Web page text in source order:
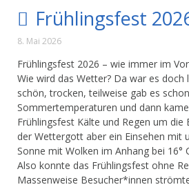
Frühlingsfest
8. Mai 2026
Frühlingsfest 2026 – wie immer im
Wie wird das Wetter? Da war es doch
schön, trocken, teilweise gab es schon
Sommertemperaturen und dann
Frühlingsfest Kälte und Regen um die
der Wettergott aber ein Einsehen mit
Sonne mit Wolken im Anhang bei 16°
Also konnte das Frühlingsfest ohne
Massenweise Besucher*innen